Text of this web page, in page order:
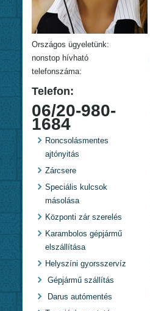
Országos ügyeletünk:
nonstop hívható
telefonszáma:
Telefon:
06/20-980-
1684
Roncsolásmentes
ajtónyitás
Zárcsere
Speciális kulcsok
másolása
Központi zár szerelés
Karambolos gépjármű
elszállítása
Helyszíni gyorsszervíz
Gépjármű szállítás
Darus autómentés